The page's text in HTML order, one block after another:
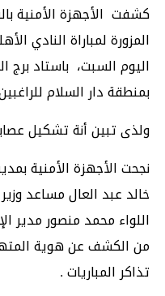
كشفت الأجهزة الأمنية
المزورة لمباراة النادي
اليوم السبت، باستاد برج
بمنطقة دار السلام
ولذى تبين أنة تشكيل عصابي،
نجحت الأجهزة الأمنية
خالد عبد العال مساعد
اللواء محمد منصور مدير
من الكشف عن هوية
تذاكر المباريات .